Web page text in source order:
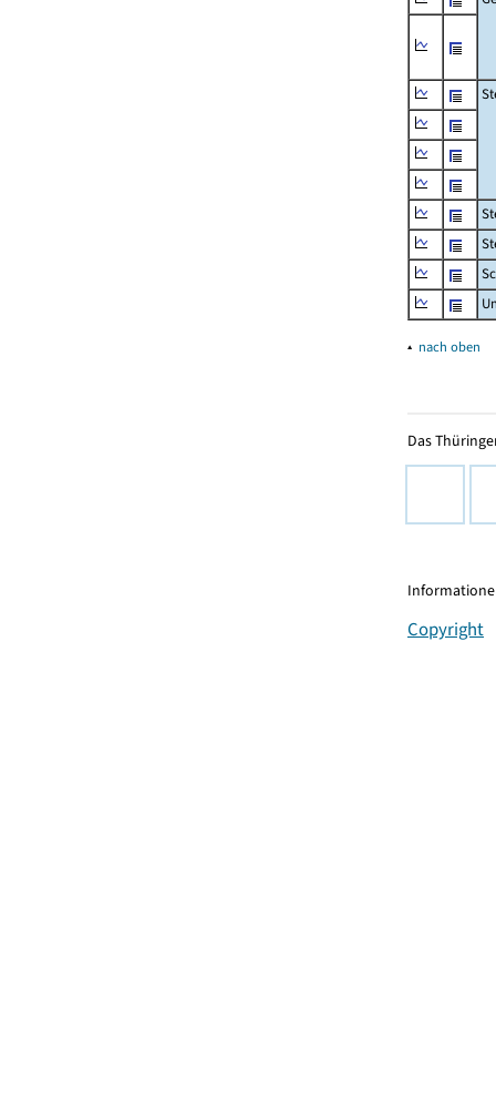
▴ nach oben
Das
Copyright